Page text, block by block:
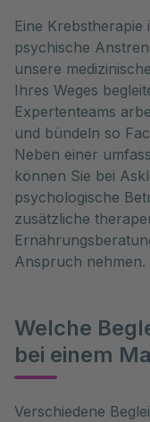
Eine
psychische
unsere
Ihres Weges
Expertenteams
und bündeln so
Neben einer
können Sie bei
psychologische
zusätzliche
Anspruch nehmen.
Welche
bei einem
Verschiedene